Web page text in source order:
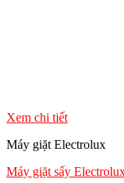
Xem chi tiết
Máy giặt Electrolux
Máy giặt sấy